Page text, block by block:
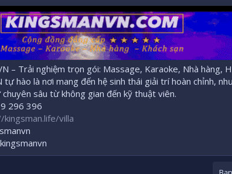
– Trải nghiệm trọn gói: Massage, Karaoke, Nhà hàng,
tự hào là nơi mang đến hệ sinh thái giải trí hoàn chỉnh,
sâu từ không gian đến kỹ thuật viên.
296 396
villa